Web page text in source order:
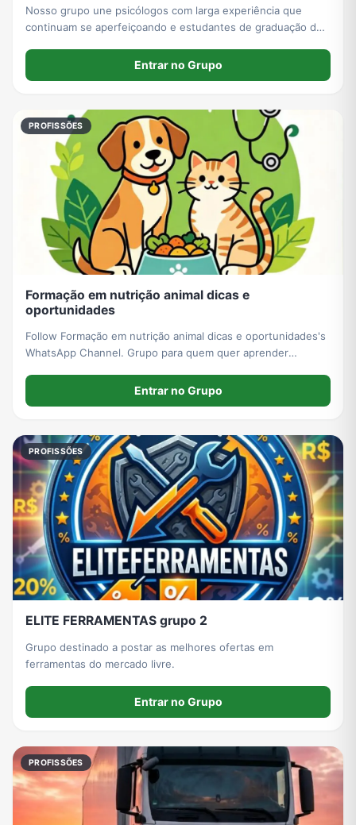
Nosso grupo une psicólogos com larga experiência que
continuam se aperfeiçoando e estudantes de graduação de
Entrar no Grupo
PROFISSÕES
Formação em nutrição animal dicas e
oportunidades
Follow Formação em nutrição animal dicas e oportunidades's
WhatsApp Channel. Grupo para quem quer aprender
profissionalizar com a formação completa.. Get the latest
updates directly on WhatsApp.
Entrar no Grupo
PROFISSÕES
ELITE FERRAMENTAS grupo 2
Grupo destinado a postar as melhores ofertas em
ferramentas do mercado livre.
Entrar no Grupo
PROFISSÕES